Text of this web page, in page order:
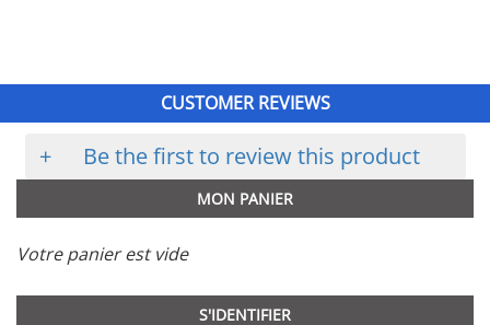
CUSTOMER REVIEWS
+ Be the first to review this product
MON PANIER
Votre panier est vide
S'IDENTIFIER